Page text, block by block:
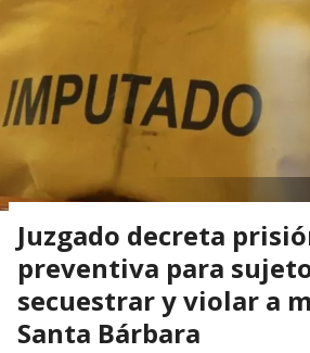
Juzgado decreta
preventiva para
secuestrar y violar a
Santa Bárbara